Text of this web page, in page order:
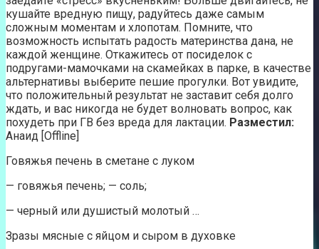
кушайте вредную пищу, радуйтесь даже самым
сложным моментам и хлопотам. Помните, что
возможность испытать радость материнства дана, не
каждой женщине. Откажитесь от посиделок с
подругами-мамочками на скамейках в парке, в качестве
альтернативы выберите пешие прогулки. Вот увидите,
что положительный результат не заставит себя долго
ждать, и вас никогда не будет волновать вопрос, как
похудеть при ГВ без вреда для лактации. Разместил:
Анаид [Offline]
Говяжья печень в сметане с луком
— говяжья печень; — соль;
— черный или душистый молотый …
Зразы мясные с яйцом и сыром в духовке